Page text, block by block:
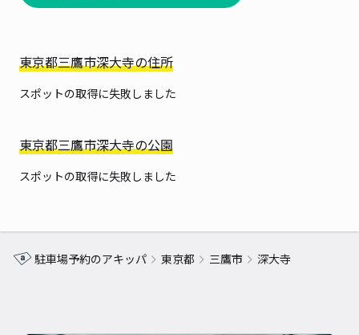
東京都三鷹市深大寺の住所
スポットの取得に失敗しました
東京都三鷹市深大寺の公園
スポットの取得に失敗しました
駐車場予約のアキッパ 東京都 三鷹市 深大寺